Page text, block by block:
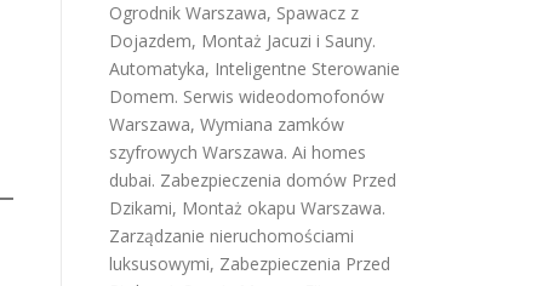
Ogrodnik Warszawa, Spawacz z
Dojazdem, Montaż Jacuzi i Sauny.
Automatyka, Inteligentne Sterowanie
Domem. Serwis wideodomofonów
Warszawa, Wymiana zamków
szyfrowych Warszawa. Ai homes
dubai. Zabezpieczenia domów Przed
Dzikami, Montaż okapu Warszawa.
Zarządzanie nieruchomościami
luksusowymi, Zabezpieczenia Przed